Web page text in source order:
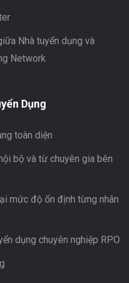
Nhà tuyển dụng và
Network
Dụng
toàn diện
bộ và từ chuyên gia bên
mức độ ổn định từng nhân
dụng chuyên nghiệp RPO